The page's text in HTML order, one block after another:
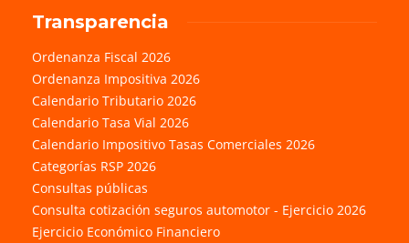
Transparencia
Ordenanza Fiscal 2026
Ordenanza Impositiva 2026
Calendario Tributario 2026
Calendario Tasa Vial 2026
Calendario Impositivo Tasas Comerciales 2026
Categorías RSP 2026
Consultas públicas
Consulta cotización seguros automotor - Ejercicio 2026
Ejercicio Económico Financiero